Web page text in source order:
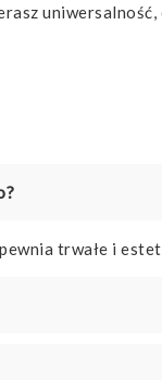
trwałe i